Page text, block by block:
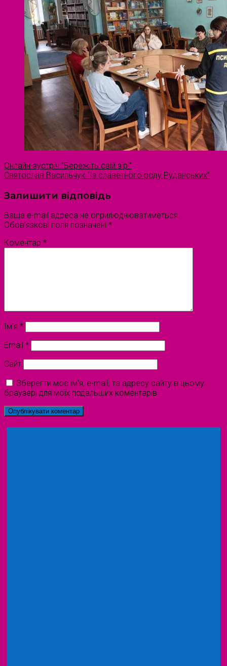
Онлайн-зустріч “Бережіть свій зір!”
Святослав Васильчук “Із славетного роду Руданських”
Залишити відповідь
Ваша e-mail адреса не оприлюднюватиметься.
Обов’язкові поля позначені *
Коментар *
Ім'я *
Email *
Сайт
Зберегти моє ім'я, e-mail, та адресу сайту в цьому
браузері для моїх подальших коментарів.